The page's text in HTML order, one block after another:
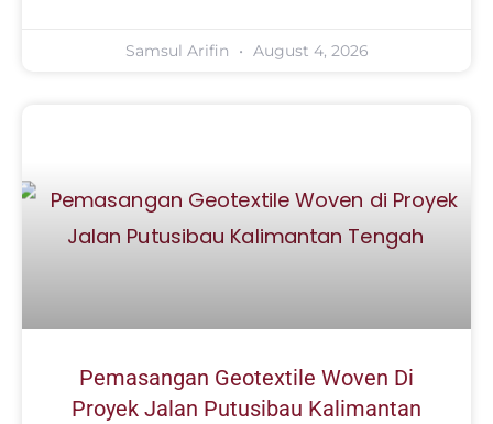
Samsul Arifin August 4, 2026
Pemasangan Geotextile Woven Di
Proyek Jalan Putusibau Kalimantan